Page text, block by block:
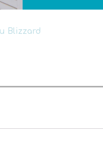
Blizzard